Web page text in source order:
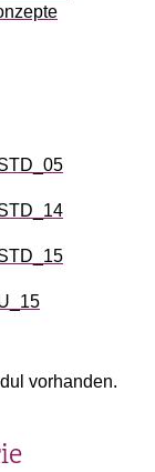
vorhanden.